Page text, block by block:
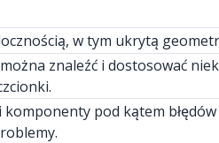
w tym ukrytą
znaleźć i dostosować
pod kątem